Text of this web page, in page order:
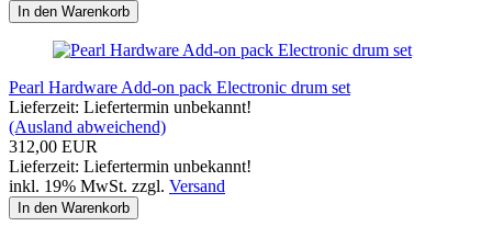
In den Warenkorb
Pearl Hardware Add-on pack Electronic drum set
Lieferzeit: Liefertermin unbekannt!
(Ausland abweichend)
312,00 EUR
Lieferzeit: Liefertermin unbekannt!
inkl. 19% MwSt. zzgl. Versand
In den Warenkorb